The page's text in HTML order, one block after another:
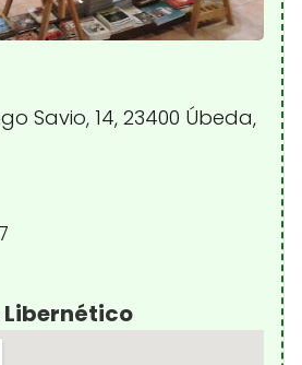
Savio, 14, 23400 Úbeda,